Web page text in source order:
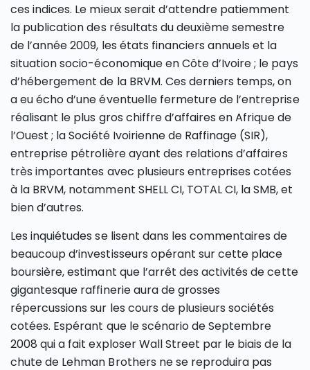
ces indices. Le mieux serait d’attendre patiemment
la publication des résultats du deuxième semestre
de l’année 2009, les états financiers annuels et la
situation socio-économique en Côte d’Ivoire ; le pays
d’hébergement de la BRVM. Ces derniers temps, on
a eu écho d’une éventuelle fermeture de l’entreprise
réalisant le plus gros chiffre d’affaires en Afrique de
l’Ouest ; la Société Ivoirienne de Raffinage (SIR),
entreprise pétrolière ayant des relations d’affaires
très importantes avec plusieurs entreprises cotées
à la BRVM, notamment SHELL CI, TOTAL CI, la SMB, et
bien d’autres.
Les inquiétudes se lisent dans les commentaires de
beaucoup d’investisseurs opérant sur cette place
boursière, estimant que l’arrêt des activités de cette
gigantesque raffinerie aura de grosses
répercussions sur les cours de plusieurs sociétés
cotées. Espérant que le scénario de Septembre
2008 qui a fait exploser Wall Street par le biais de la
chute de Lehman Brothers ne se reproduira pas